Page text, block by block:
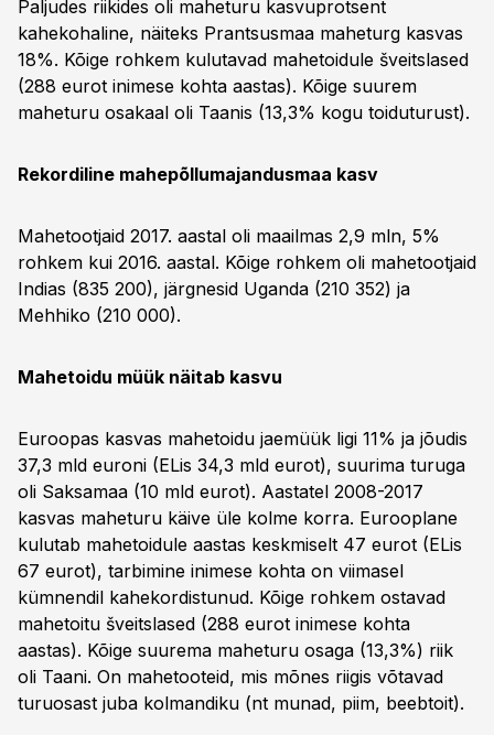
Paljudes riikides oli maheturu kasvuprotsent
kahekohaline, näiteks Prantsusmaa maheturg kasvas
18%. Kõige rohkem kulutavad mahetoidule šveitslased
(288 eurot inimese kohta aastas). Kõige suurem
maheturu osakaal oli Taanis (13,3% kogu toiduturust).
Rekordiline mahepõllumajandusmaa kasv
Mahetootjaid 2017. aastal oli maailmas 2,9 mln, 5%
rohkem kui 2016. aastal. Kõige rohkem oli mahetootjaid
Indias (835 200), järgnesid Uganda (210 352) ja
Mehhiko (210 000).
Mahetoidu müük näitab kasvu
Euroopas kasvas mahetoidu jaemüük ligi 11% ja jõudis
37,3 mld euroni (ELis 34,3 mld eurot), suurima turuga
oli Saksamaa (10 mld eurot). Aastatel 2008-2017
kasvas maheturu käive üle kolme korra. Eurooplane
kulutab mahetoidule aastas keskmiselt 47 eurot (ELis
67 eurot), tarbimine inimese kohta on viimasel
kümnendil kahekordistunud. Kõige rohkem ostavad
mahetoitu šveitslased (288 eurot inimese kohta
aastas). Kõige suurema maheturu osaga (13,3%) riik
oli Taani. On mahetooteid, mis mõnes riigis võtavad
turuosast juba kolmandiku (nt munad, piim, beebtoit).